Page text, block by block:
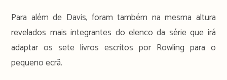
Para além de Davis, foram também na mesma altura
revelados mais integrantes do elenco da série que irá
adaptar os sete livros escritos por Rowling para o
pequeno ecrã.